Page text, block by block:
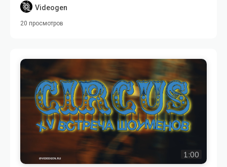
Videogen
20 просмотров
1:00